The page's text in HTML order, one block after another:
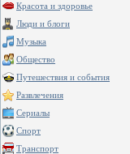
Красота и здоровье
Люди и блоги
Музыка
Общество
Путешествия и события
Развлечения
Сериалы
Спорт
Транспорт